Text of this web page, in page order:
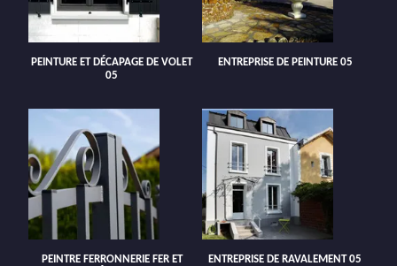
PEINTURE ET DÉCAPAGE DE VOLET
05
ENTREPRISE DE PEINTURE 05
PEINTRE FERRONNERIE FER ET
ENTREPRISE DE RAVALEMENT 05